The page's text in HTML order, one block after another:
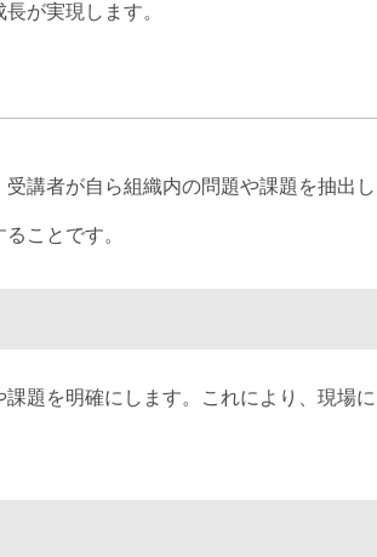
が実現します。
講者が自ら組織内の問題や課題を抽出
ことです。
題を明確にします。これにより、現場